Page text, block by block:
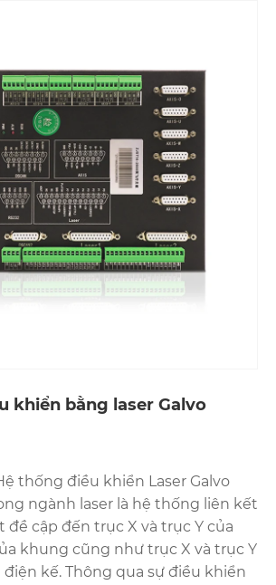
khiển bằng laser Galvo
thống điều khiển Laser Galvo
ngành laser là hệ thống liên kết
đề cập đến trục X và trục Y của
khung cũng như trục X và trục Y
kế. Thông qua sự điều khiển